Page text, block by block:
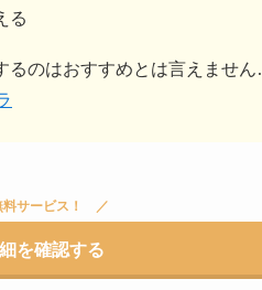
る
るのはおすすめとは言えません
サービス！
を確認する